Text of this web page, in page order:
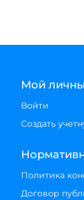
Мой
Войти
Создать
Политика
Договор